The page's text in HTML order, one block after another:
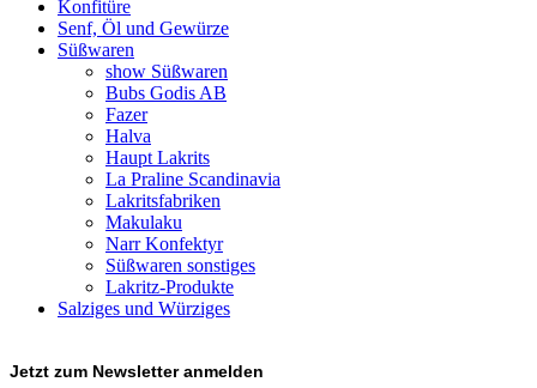
Konfitüre
Senf, Öl und Gewürze
Süßwaren
show Süßwaren
Bubs Godis AB
Fazer
Halva
Haupt Lakrits
La Praline Scandinavia
Lakritsfabriken
Makulaku
Narr Konfektyr
Süßwaren sonstiges
Lakritz-Produkte
Salziges und Würziges
Jetzt zum Newsletter anmelden